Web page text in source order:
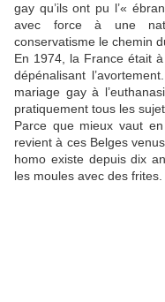
gay qu’ils ont pu l’«
avec force à une
conservatisme le chemin
En 1974, la France était
dépénalisant
mariage gay à
pratiquement tous les
Parce que mieux vaut
revient à ces Belges
homo existe depuis dix
les moules avec des frites.